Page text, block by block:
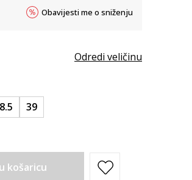
Obavijesti me o sniženju
Odredi veličinu
39
košaricu